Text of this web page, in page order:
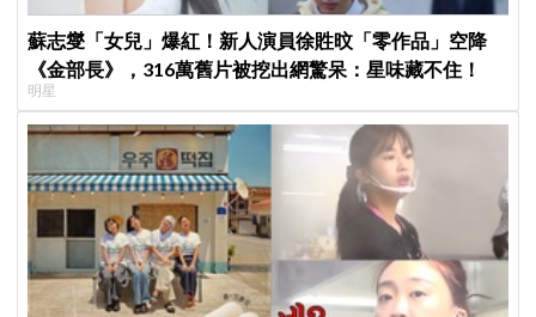
蘇志燮「女兒」爆紅！新人演員徐貹旼「零作品」空降
《金部長》，316萬舊片被挖出網驚呆：星味藏不住！
明星